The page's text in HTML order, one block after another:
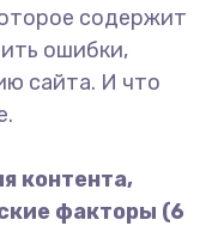
содержит
ошибки,
сайта. И что
контента,
факторы (6